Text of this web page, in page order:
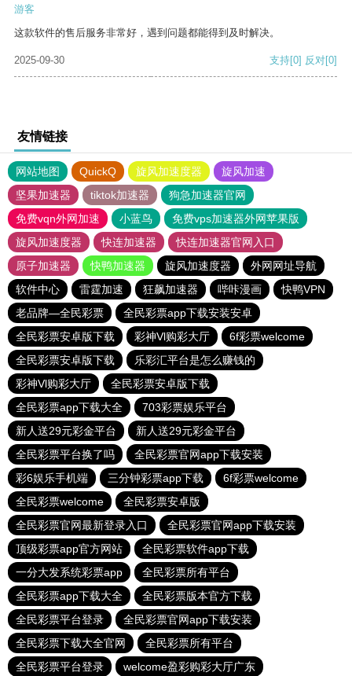
游客
这款软件的售后服务非常好，遇到问题都能得到及时解决。
2025-09-30 支持[0] 反对[0]
友情链接
网站地图 QuickQ 旋风加速度器
旋风加速
坚果加速器
tiktok加速器
狗急加速器官网
免费vqn外网加速
小蓝鸟
免费vps加速器外网苹果版
旋风加速度器
快连加速器
快连加速器官网入口
原子加速器
快鸭加速器 旋风加速度器
外网网址导航
软件中心
雷霆加速 狂飙加速器 哔咔漫画
快鸭VPN
老品牌—全民彩票
全民彩票app下载安装安卓
全民彩票安卓版下载
彩神Vl购彩大厅
6f彩票welcome
全民彩票安卓版下载
乐彩汇平台是怎么赚钱的
彩神Vl购彩大厅
全民彩票安卓版下载
全民彩票app下载大全
703彩票娱乐平台
新人送29元彩金平台
新人送29元彩金平台
全民彩票平台换了吗
全民彩票官网app下载安装
彩6娱乐手机端
三分钟彩票app下载
6f彩票welcome
全民彩票welcome
全民彩票安卓版
全民彩票官网最新登录入口
全民彩票官网app下载安装
顶级彩票app官方网站
全民彩票软件app下载
一分大发系统彩票app
全民彩票所有平台
全民彩票app下载大全
全民彩票版本官方下载
全民彩票平台登录
全民彩票官网app下载安装
全民彩票下载大全官网
全民彩票所有平台
全民彩票平台登录
welcome盈彩购彩大厅广东